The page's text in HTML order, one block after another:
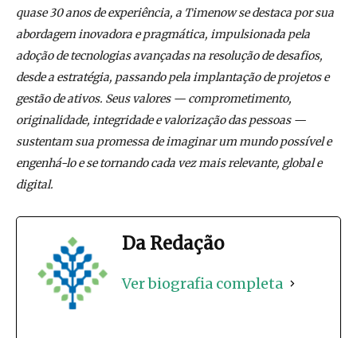
quase 30 anos de experiência, a Timenow se destaca por sua
abordagem inovadora e pragmática, impulsionada pela
adoção de tecnologias avançadas na resolução de desafios,
desde a estratégia, passando pela implantação de projetos e
gestão de ativos. Seus valores — comprometimento,
originalidade, integridade e valorização das pessoas —
sustentam sua promessa de imaginar um mundo possível e
engenhá-lo e se tornando cada vez mais relevante, global e
digital.
Da Redação
Ver biografia completa